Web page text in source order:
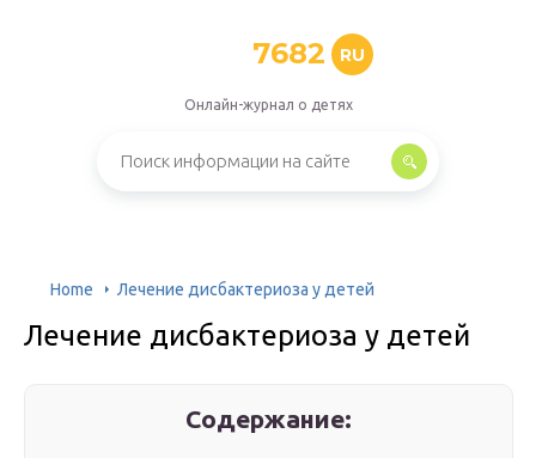
7682 RU
Онлайн-журнал о детях
Home Лечение дисбактериоза у детей
Лечение дисбактериоза у детей
Содержание: